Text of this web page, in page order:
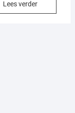
Lees verder